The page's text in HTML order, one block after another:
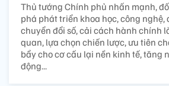
Thủ tướng Chính phủ nhấn mạnh,
phá phát triển khoa học, công nghệ,
chuyển đổi số, cải cách hành chính
quan, lựa chọn chiến lược, ưu tiên
bẩy cho cơ cấu lại nền kinh tế, tăng
động...